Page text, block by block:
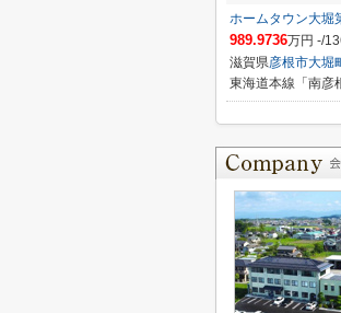
ホームタウン大堀
989.9736万円 -/
滋賀県彦根市大堀
東海道本線「南彦